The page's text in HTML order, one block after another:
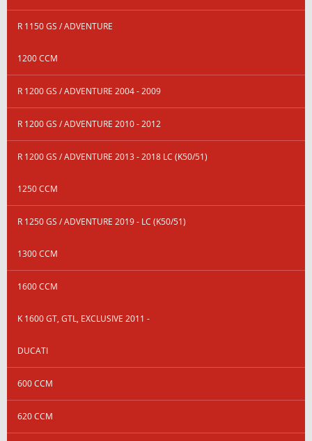
R 1150 GS / ADVENTURE
1200 CCM
R 1200 GS / ADVENTURE 2004 - 2009
R 1200 GS / ADVENTURE 2010 - 2012
R 1200 GS / ADVENTURE 2013 - 2018 LC (K50/51)
1250 CCM
R 1250 GS / ADVENTURE 2019 - LC (K50/51)
1300 CCM
1600 CCM
K 1600 GT, GTL, EXCLUSIVE 2011 -
DUCATI
600 CCM
620 CCM